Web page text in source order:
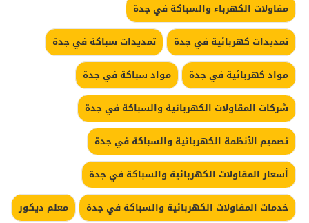
مقاولات الكهرباء والسباكة في جدة
تمديدات كهربائية في جدة
تمديدات سباكة في جدة
مواد كهربائية في جدة
مواد سباكة في جدة
شركات المقاولات الكهربائية والسباكة في جدة
تصميم الأنظمة الكهربائية والسباكة في جدة
أسعار المقاولات الكهربائية والسباكة في جدة
خدمات المقاولات الكهربائية والسباكة في جدة
معلم ديكور